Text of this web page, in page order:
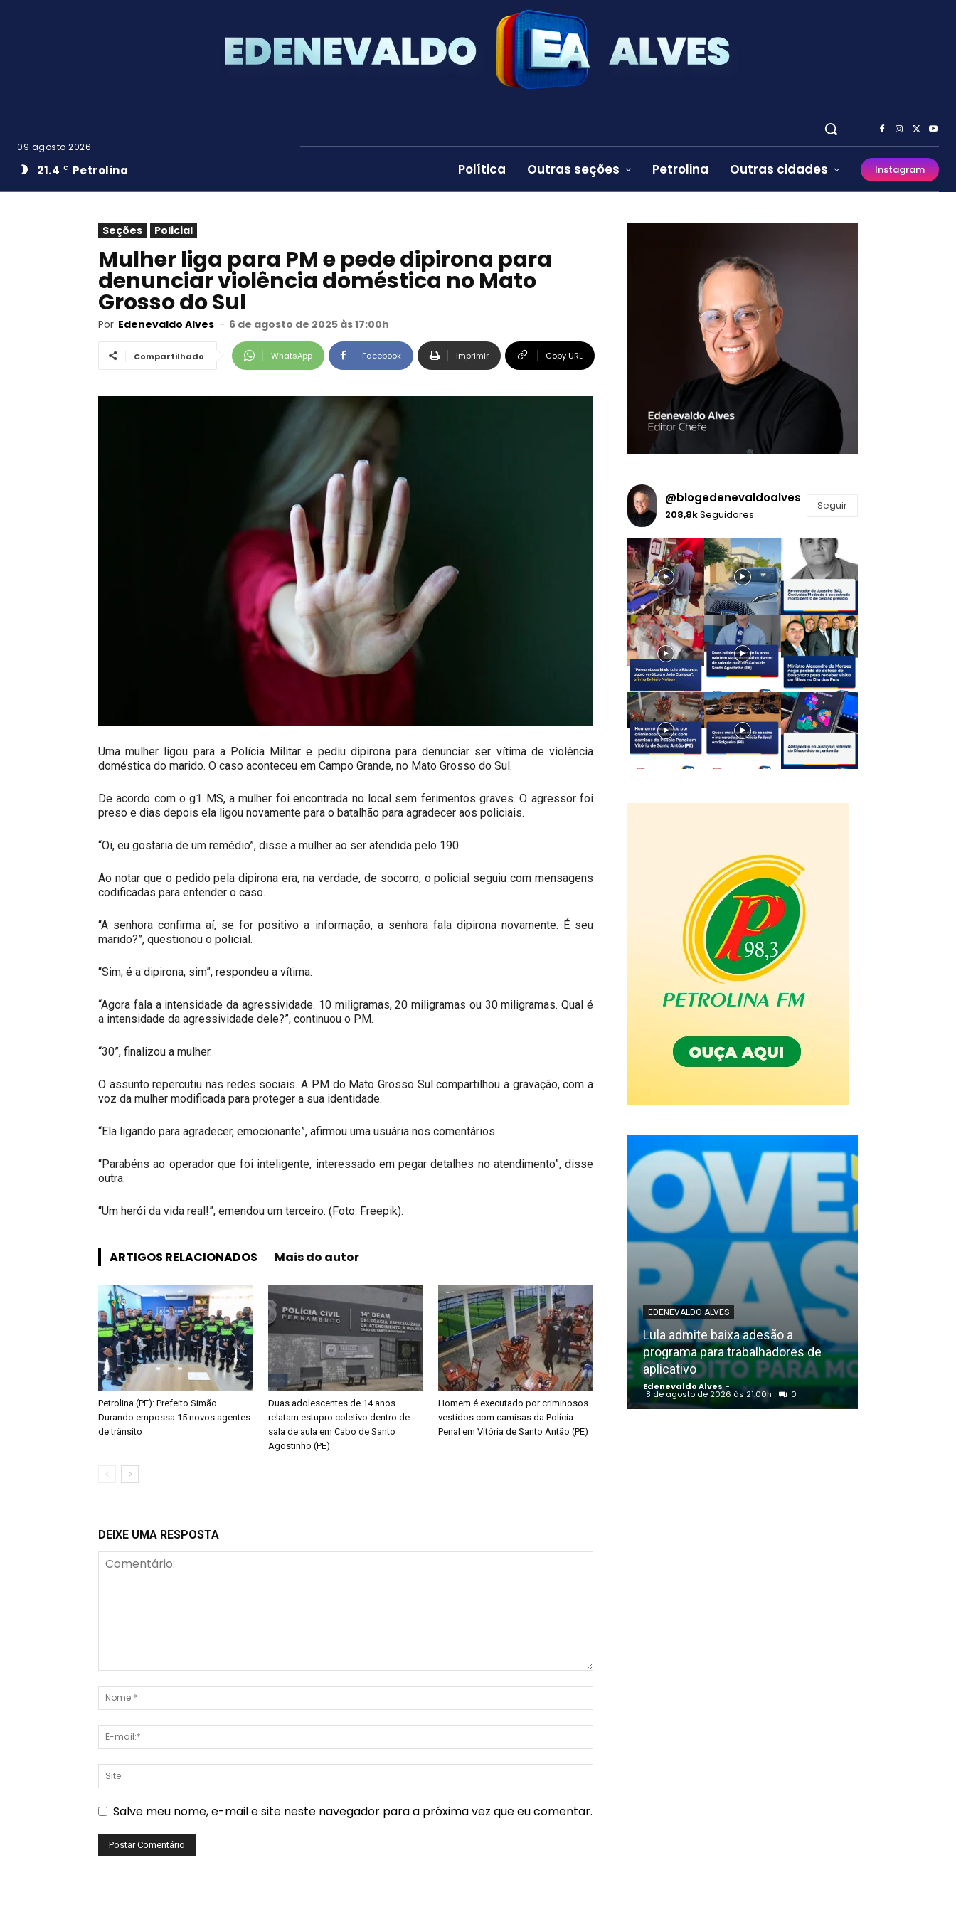
09 agosto 2026
21.4 C Petrolina Política Outras seções Petrolina Outras cidades Instagram
Seções Policial
Mulher liga para PM e pede dipirona para
denunciar violência doméstica no Mato
Grosso do Sul
Por Edenevaldo Alves - 6 de agosto de 2025 às 17:00h
Compartilhado WhatsApp Facebook Imprimir Copy URL
Uma mulher ligou para a Polícia Militar e pediu dipirona para denunciar ser vítima de violência
doméstica do marido. O caso aconteceu em Campo Grande, no Mato Grosso do Sul.
De acordo com o g1 MS, a mulher foi encontrada no local sem ferimentos graves. O agressor foi
preso e dias depois ela ligou novamente para o batalhão para agradecer aos policiais.
“Oi, eu gostaria de um remédio”, disse a mulher ao ser atendida pelo 190.
Ao notar que o pedido pela dipirona era, na verdade, de socorro, o policial seguiu com mensagens
codificadas para entender o caso.
“A senhora confirma aí, se for positivo a informação, a senhora fala dipirona novamente. É seu
marido?”, questionou o policial.
“Sim, é a dipirona, sim”, respondeu a vítima.
“Agora fala a intensidade da agressividade. 10 miligramas, 20 miligramas ou 30 miligramas. Qual é
a intensidade da agressividade dele?”, continuou o PM.
“30”, finalizou a mulher.
O assunto repercutiu nas redes sociais. A PM do Mato Grosso Sul compartilhou a gravação, com a
voz da mulher modificada para proteger a sua identidade.
“Ela ligando para agradecer, emocionante”, afirmou uma usuária nos comentários.
“Parabéns ao operador que foi inteligente, interessado em pegar detalhes no atendimento”, disse
outra.
“Um herói da vida real!”, emendou um terceiro. (Foto: Freepik).
ARTIGOS RELACIONADOS Mais do autor
Petrolina (PE): Prefeito Simão
Durando empossa 15 novos agentes
de trânsito
Duas adolescentes de 14 anos
relatam estupro coletivo dentro de
sala de aula em Cabo de Santo
Agostinho (PE)
Homem é executado por criminosos
vestidos com camisas da Polícia
Penal em Vitória de Santo Antão (PE)
DEIXE UMA RESPOSTA
Salve meu nome, e-mail e site neste navegador para a próxima vez que eu comentar.
@blogedenevaldoalves
208,8kSeguidores
Seguir
EDENEVALDO ALVES
Lula admite baixa adesão a
programa para trabalhadores de
aplicativo
Edenevaldo Alves -
8 de agosto de 2026 às 21:00h 0